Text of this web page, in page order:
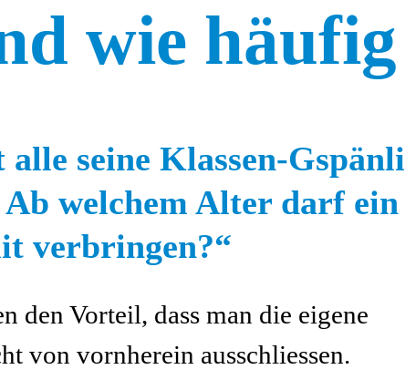
wie häufig
seine Klassen-Gspänli
Ab welchem Alter darf ein
verbringen?“
den Vorteil, dass man die eigene
von vornherein ausschliessen.